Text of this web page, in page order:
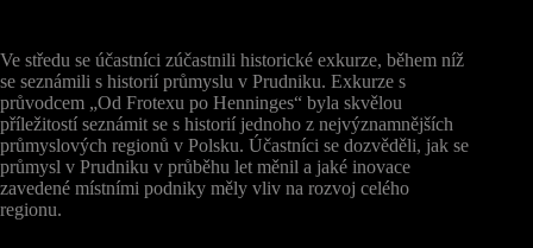
Ve středu se účastníci zúčastnili historické exkurze, během níž
se seznámili s historií průmyslu v Prudniku. Exkurze s
průvodcem „Od Frotexu po Henninges“ byla skvělou
příležitostí seznámit se s historií jednoho z nejvýznamnějších
průmyslových regionů v Polsku. Účastníci se dozvěděli, jak se
průmysl v Prudniku v průběhu let měnil a jaké inovace
zavedené místními podniky měly vliv na rozvoj celého
regionu.